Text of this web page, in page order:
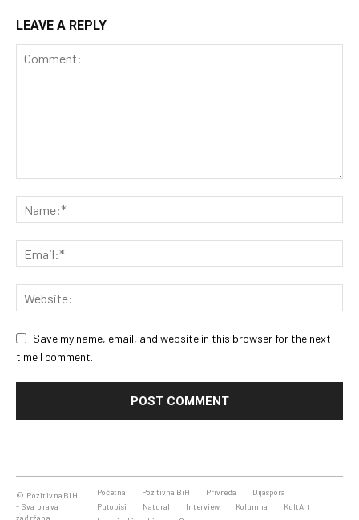
LEAVE A REPLY
Save my name, email, and website in this browser for the next
time I comment.
© PozitivnaBiH
- Sva prava
zadržana
Početna Pozitivna BiH Privreda
Dijaspora
Putopisi
Natural Interview Kolumna
KultArt